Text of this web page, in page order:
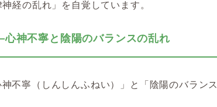
経の乱れ」を自覚しています。
神不寧と陰陽のバランスの乱れ
不寧（しんしんふねい）」と「陰陽のバランス